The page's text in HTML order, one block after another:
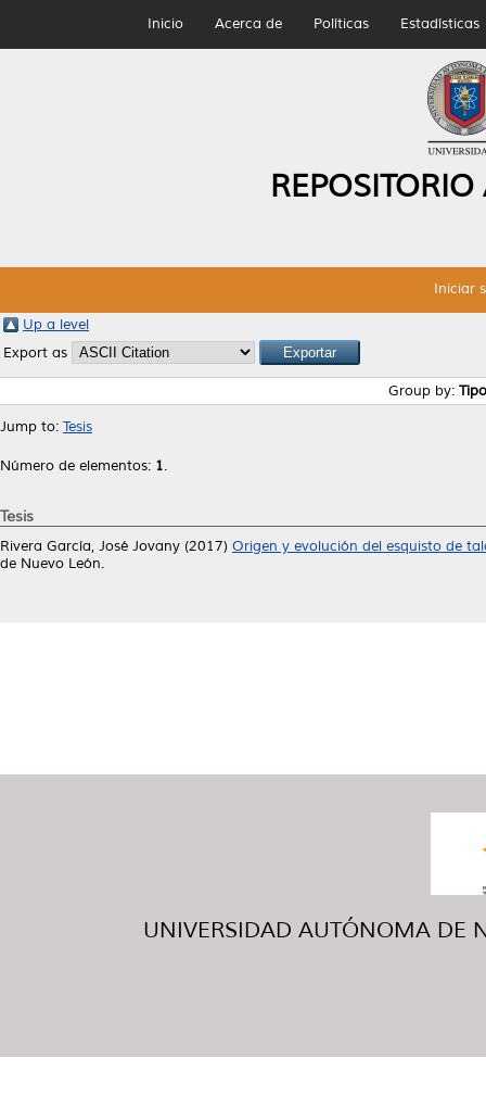
Inicio Acerca de Políticas Estadísticas
Iniciar
Up a level
Export as
Group by:
Jump to: Tesis
Número de elementos: 1.
Tesis
Rivera García, José Jovany (2017) Origen y evolución del esquisto de
de Nuevo León.
UNIVERSIDAD AUTÓNOMA DE